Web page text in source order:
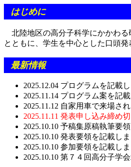
はじめに
北陸地区の高分子科学にかかわる
とともに、学生を中心とした口頭
最新情報
2025.12.04 プログラムを記載し
2025.11.14 プログラム案を記載
2025.11.12 自家用車で来場さ
2025.11.11 発表申し込み締め
2025.10.10 予稿集原稿執筆要
2025.10.10 発表要領を記載しま
2025.10.10 参加要領を記載しま
2025.10.10 第７４回高分子学